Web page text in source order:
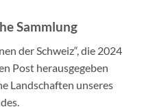
Sammlung
der Schweiz“, die 2024
Post herausgegeben
Landschaften unseres